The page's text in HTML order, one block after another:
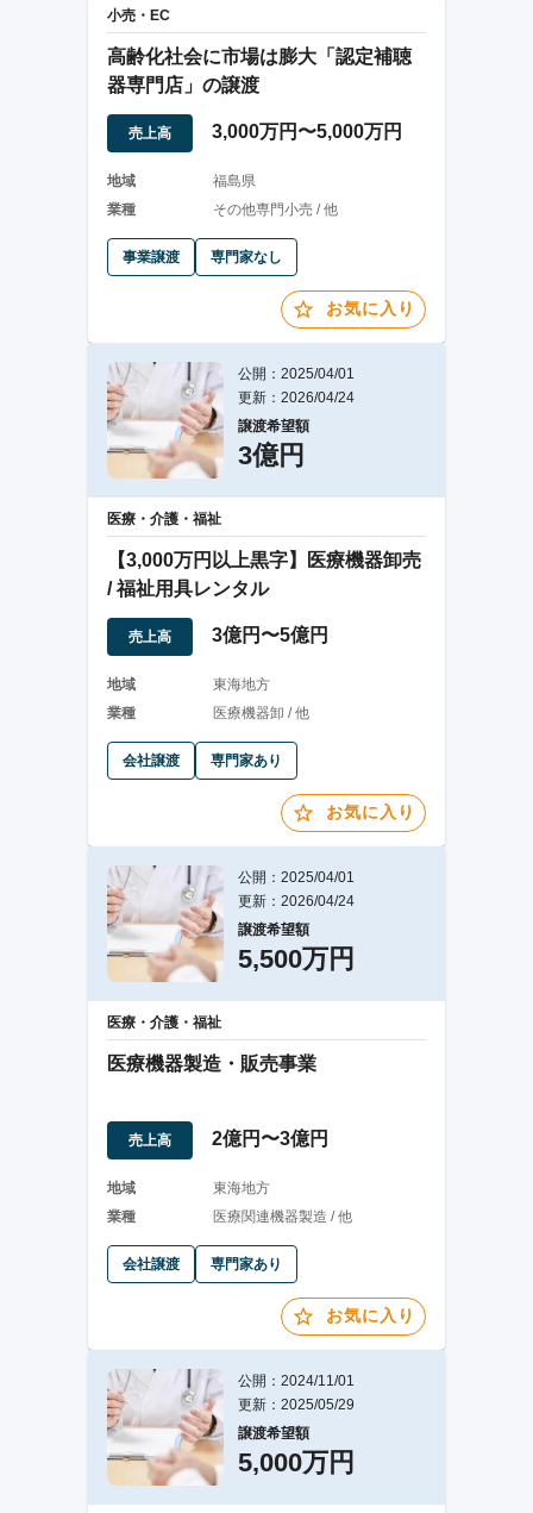
小売・EC
高齢化社会に市場は膨大「認定補聴
器専門店」の譲渡
売上高 3,000万円〜5,000万円
地域
福島県
業種
その他専門小売 / 他
事業譲渡 専門家なし
お気に入り
公開：2025/04/01
更新：2026/04/24
譲渡希望額
3億円
医療・介護・福祉
【3,000万円以上黒字】医療機器卸売
/ 福祉用具レンタル
売上高 3億円〜5億円
地域
東海地方
業種
医療機器卸 / 他
会社譲渡 専門家あり
お気に入り
公開：2025/04/01
更新：2026/04/24
譲渡希望額
5,500万円
医療・介護・福祉
医療機器製造・販売事業
売上高 2億円〜3億円
地域
東海地方
業種
医療関連機器製造 / 他
会社譲渡 専門家あり
お気に入り
公開：2024/11/01
更新：2025/05/29
譲渡希望額
5,000万円